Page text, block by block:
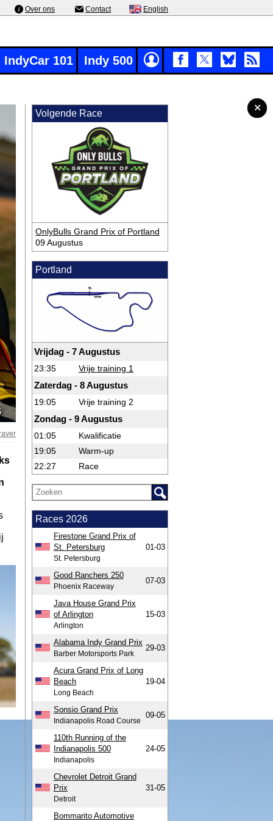
Over ons Contact English
IndyCar 101 Indy 500
✕
✕
✕
✕
✕
Volgende Race
OnlyBulls Grand Prix of Portland
09 Augustus
Portland
Vrijdag - 7 Augustus
23:35 Vrije training 1
Zaterdag - 8 Augustus
19:05 Vrije training 2
Zondag - 9 Augustus
01:05
Kwalificatie
19:05
Warm-up
22:27
Race
Races 2026
Firestone Grand Prix of
St. Petersburg
St. Petersburg
01-03
Good Ranchers 250
Phoenix Raceway
07-03
Java House Grand Prix
of Arlington
Arlington
15-03
Alabama Indy Grand Prix
Barber Motorsports Park
29-03
Acura Grand Prix of Long
Beach
Long Beach
19-04
Sonsio Grand Prix
Indianapolis Road Course
09-05
110th Running of the
Indianapolis 500
Indianapolis
24-05
Chevrolet Detroit Grand
Prix
Detroit
31-05
Bommarito Automotive